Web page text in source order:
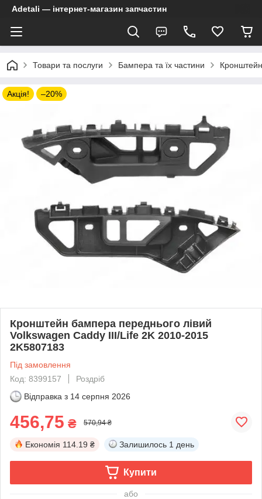
Adetali — інтернет-магазин запчастин
Товари та послуги Бампера та їх частини
Акція! –20%
Кронштейн бампера переднього лівий
Volkswagen Caddy III/Life 2K 2010-2015
2K5807183
Під замовлення
Код: 8399157
Роздріб
Відправка з 14 серпня 2026
456,75 ₴ 570,94 ₴
Економія 114.19 ₴ Залишилось 1 день
Купити
або